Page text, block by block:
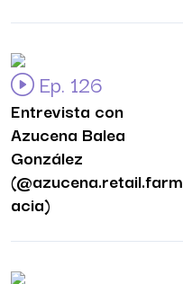
Ep. 126
Entrevista con
Azucena Balea
González
(@azucena.retail.farm
acia)